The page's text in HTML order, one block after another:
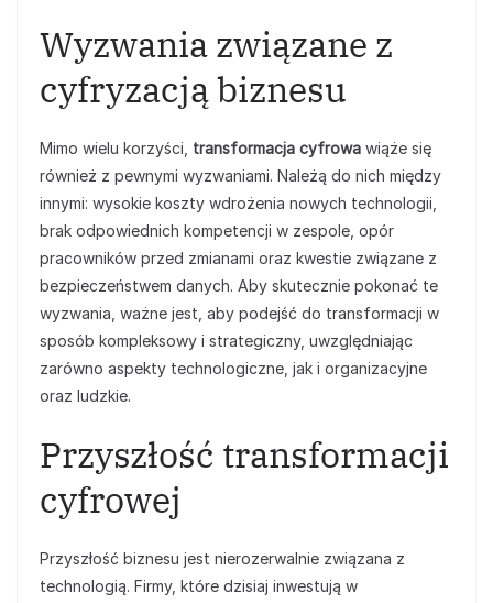
Wyzwania związane z
cyfryzacją biznesu
Mimo wielu korzyści, transformacja cyfrowa wiąże się
również z pewnymi wyzwaniami. Należą do nich między
innymi: wysokie koszty wdrożenia nowych technologii,
brak odpowiednich kompetencji w zespole, opór
pracowników przed zmianami oraz kwestie związane z
bezpieczeństwem danych. Aby skutecznie pokonać te
wyzwania, ważne jest, aby podejść do transformacji w
sposób kompleksowy i strategiczny, uwzględniając
zarówno aspekty technologiczne, jak i organizacyjne
oraz ludzkie.
Przyszłość transformacji
cyfrowej
Przyszłość biznesu jest nierozerwalnie związana z
technologią. Firmy, które dzisiaj inwestują w